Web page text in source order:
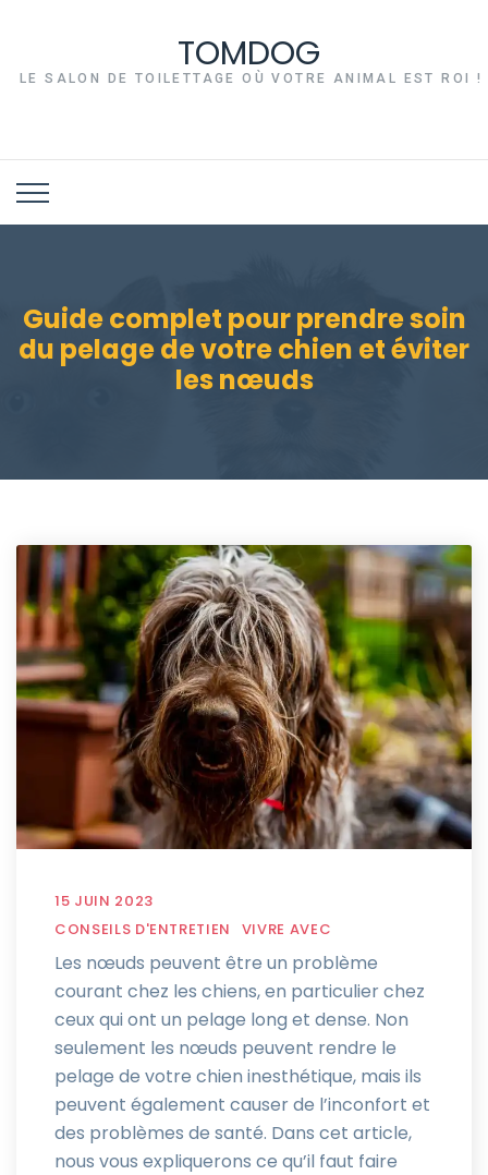
TOMDOG
LE SALON DE TOILETTAGE OÙ VOTRE ANIMAL EST ROI !
Guide complet pour prendre soin
du pelage de votre chien et éviter
les nœuds
15 JUIN 2023
CONSEILS D'ENTRETIEN
VIVRE AVEC
Les nœuds peuvent être un problème
courant chez les chiens, en particulier chez
ceux qui ont un pelage long et dense. Non
seulement les nœuds peuvent rendre le
pelage de votre chien inesthétique, mais ils
peuvent également causer de l’inconfort et
des problèmes de santé. Dans cet article,
nous vous expliquerons ce qu’il faut faire